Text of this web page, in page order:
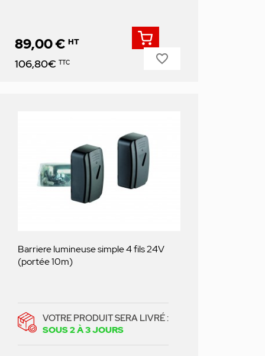
Prix
89,00 € HT
106,80€ TTC favorite_border
Barriere lumineuse simple 4 fils 24V
(portée 10m)
VOTRE PRODUIT SERA LIVRÉ :
SOUS 2 À 3 JOURS